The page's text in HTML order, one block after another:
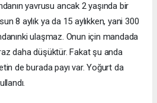
yavrusu ancak 2 yaşında bir
8 aylık ya da 15 aylıkken, yani 300
ulaşmaz. Onun için mandada
daha düşüktür. Fakat şu anda
de burada payı var. Yoğurt da